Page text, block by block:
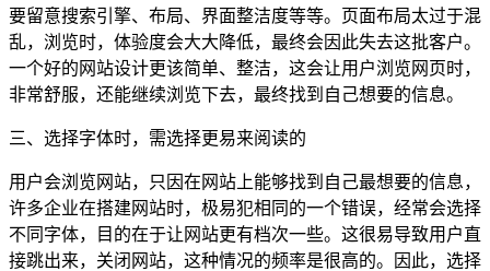
要留意搜索引擎、布局、界面整洁度等等。页面布局太过于混
乱，浏览时，体验度会大大降低，最终会因此失去这批客户。
一个好的网站设计更该简单、整洁，这会让用户浏览网页时，
非常舒服，还能继续浏览下去，最终找到自己想要的信息。
三、选择字体时，需选择更易来阅读的
用户会浏览网站，只因在网站上能够找到自己最想要的信息，
许多企业在搭建网站时，极易犯相同的一个错误，经常会选择
不同字体，目的在于让网站更有档次一些。这很易导致用户直
接跳出来，关闭网站，这种情况的频率是很高的。因此，选择